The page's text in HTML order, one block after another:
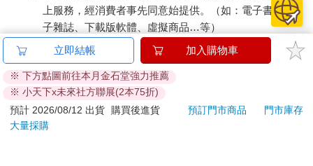
上服務，經消費者事先同意始提供。（如：電子書、電
子雜誌、下載版軟體、虛擬商品…等）
已拆封之個人衛生用品。（如：內衣褲、刮鬍刀、除毛
刀…等）
若非上列種類商品，均享有到貨7天的猶豫期（含例假
日）。
辦理退換貨時，商品（組合商品恕無法接受單獨退貨）必須
是您收到商品時的原始狀態（包含商品本體、配件、贈品、
立即結帳 加入購物車
※ 下方點圖前往本月金石堂強力推薦
※ 小天下x未來社方聯展(2本75折)
預計 2026/08/12 出貨
購買後進貨 預訂門市商品
門市庫存
大量採購